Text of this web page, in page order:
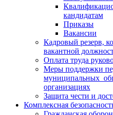
кандидатам
Приказы
Вакансии
Кадровый резерв,
вакантной
Оплата труда
Меры поддержки
муниципальных
организациях
Защита чести и
Комплексная